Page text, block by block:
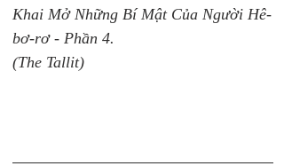
Khai Mở Những Bí Mật Của Người Hê-
bơ-rơ - Phần 4.
(The Tallit)